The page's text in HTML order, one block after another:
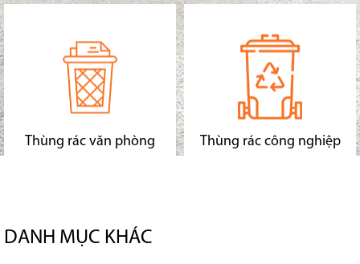
Thùng rác văn phòng Thùng rác công nghiệp
DANH MỤC KHÁC